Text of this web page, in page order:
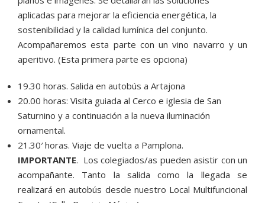
aplicadas para mejorar la eficiencia energética, la
sostenibilidad y la calidad lumínica del conjunto.
Acompañaremos esta parte con un vino navarro y un
aperitivo. (Esta primera parte es opciona)
19.30 horas. Salida en autobús a Artajona
20.00 horas: Visita guiada al Cerco e iglesia de San
Saturnino y a continuación a la nueva iluminación
ornamental.
21.30′ horas. Viaje de vuelta a Pamplona.
IMPORTANTE. Los colegiados/as pueden asistir con un
acompañante. Tanto la salida como la llegada se
realizará en autobús desde nuestro Local Multifuncional